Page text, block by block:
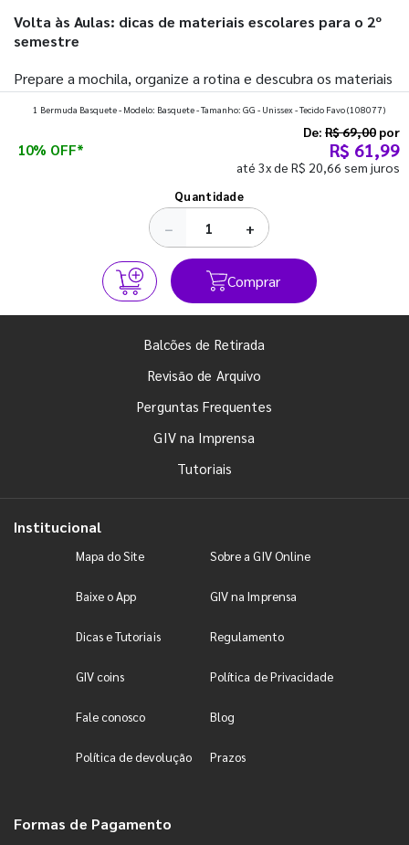
Volta às Aulas: dicas de materiais escolares para o 2º
semestre
Prepare a mochila, organize a rotina e descubra os materiais
que fazem toda diferença para começar o segundo
1 Bermuda Basquete - Modelo: Basquete - Tamanho: GG - Unissex - Tecido Favo(108077)
10% OFF*
De: R$ 69,00 por
R$ 61,99
até 3x de R$ 20,66 sem juros
Quantidade
− +
Comprar
Balcões de Retirada
Revisão de Arquivo
Perguntas Frequentes
GIV na Imprensa
Tutoriais
Institucional
Mapa do Site Sobre a GIV Online
Baixe o App GIV na Imprensa
Dicas e Tutoriais Regulamento
GIV coins Política de Privacidade
Fale conosco Blog
Política de devolução Prazos
Formas de Pagamento